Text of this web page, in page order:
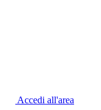
Accedi all'area